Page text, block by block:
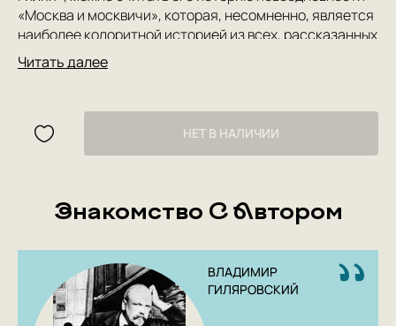
«Москва и москвичи», которая, несомненно, является
наиболее колоритной историей из всех, рассказанных
когда-либо о Москве.
Читать далее
НЕТ В НАЛИЧИИ
Знакомство С Автором
ВЛАДИМИР
ГИЛЯРОВСКИЙ